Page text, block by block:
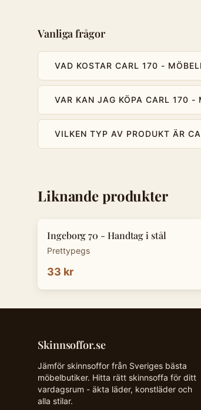
Vanliga frågor
VAD KOSTAR CARL 170 -
VAR KAN JAG KÖPA CARL 170 -
VILKEN TYP AV PRODUKT ÄR
Liknande produkter
Ingeborg 70 - Handtag i stål
Prettypegs
33 kr
Skinnsoffor.se
Jämför skinnsoffor från Sveriges bästa
möbelbutiker. Hitta rätt skinnsoffa för ditt
vardagsrum - äkta läder, konstläder och
alla stilar.